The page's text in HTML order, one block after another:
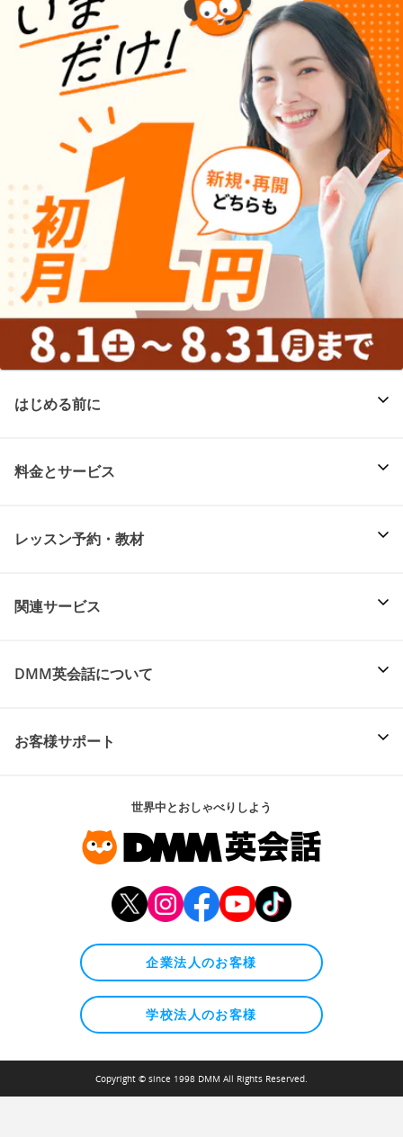
はじめる前に
料金とサービス
レッスン予約・教材
関連サービス
DMM英会話について
お客様サポート
世界中とおしゃべりしよう
企業法人のお客様
学校法人のお客様
Copyright © since 1998 DMM All Rights Reserved.